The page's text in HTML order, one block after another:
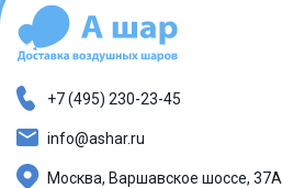
+7 (495) 230-23-45
info@ashar.ru
Москва, Варшавское шоссе, 37А